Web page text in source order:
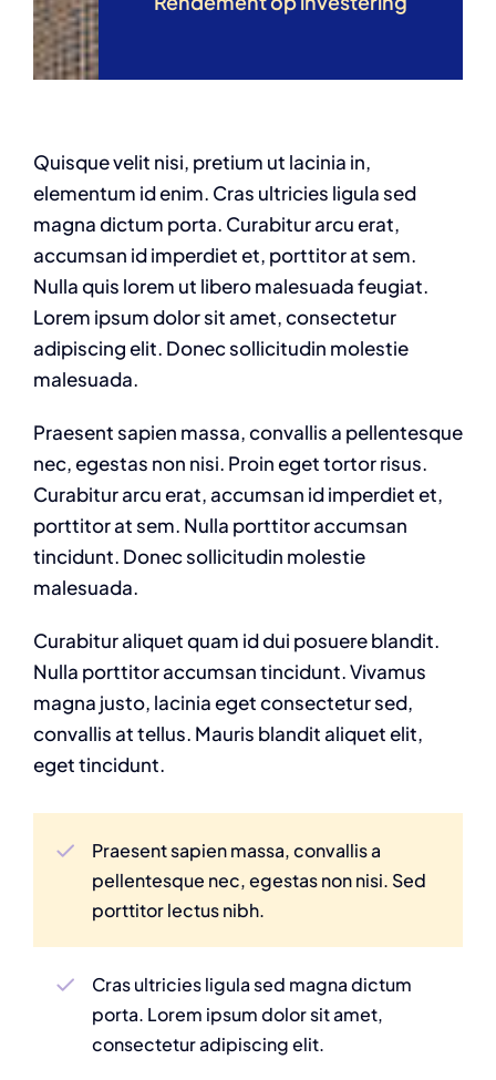
Quisque velit nisi, pretium ut lacinia in,
elementum id enim. Cras ultricies ligula sed
magna dictum porta. Curabitur arcu erat,
accumsan id imperdiet et, porttitor at sem.
Nulla quis lorem ut libero malesuada feugiat.
Lorem ipsum dolor sit amet, consectetur
adipiscing elit. Donec sollicitudin molestie
malesuada.
Praesent sapien massa, convallis a pellentesque
nec, egestas non nisi. Proin eget tortor risus.
Curabitur arcu erat, accumsan id imperdiet et,
porttitor at sem. Nulla porttitor accumsan
tincidunt. Donec sollicitudin molestie
malesuada.
Curabitur aliquet quam id dui posuere blandit.
Nulla porttitor accumsan tincidunt. Vivamus
magna justo, lacinia eget consectetur sed,
convallis at tellus. Mauris blandit aliquet elit,
eget tincidunt.
Praesent sapien massa, convallis a
pellentesque nec, egestas non nisi. Sed
porttitor lectus nibh.
Cras ultricies ligula sed magna dictum
porta. Lorem ipsum dolor sit amet,
consectetur adipiscing elit.